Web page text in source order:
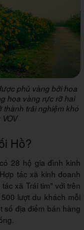
phủ vàng bởi hoa
hoa vàng rực rỡ hai
trải nghiệm khó
Hồ?
28 hộ gia đình kinh
tác xã kinh doanh
xã Trái tim" với trên
lượt du khách mỗi
số địa điểm bán hàng